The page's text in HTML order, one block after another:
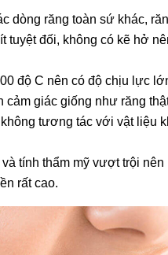
dòng răng toàn sứ khác,
tuyệt đối, không có kẽ hở
độ C nên có độ chịu lực
giác giống như răng
tương tác với vật liệu
tính thẩm mỹ vượt trội
rất cao.